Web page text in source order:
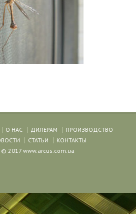
О НАС ДИЛЕРАМ
ПРОИЗВОДСТВО
СТАТЬИ
КОНТАКТЫ
© 2017 www.arcus.com.ua